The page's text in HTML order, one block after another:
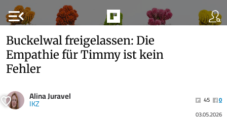
menu_open
Buckelwal freigelassen: Die
Empathie für Timmy ist kein
Fehler
Alina Juravel
IKZ 45
0
03.05.2026